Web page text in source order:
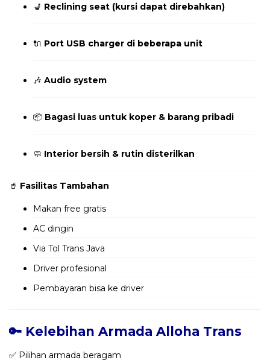
💺 Reclining seat (kursi dapat direbahkan)
🔌 Port USB charger di beberapa unit
🎶 Audio system
📦 Bagasi luas untuk koper & barang pribadi
🧼 Interior bersih & rutin disterilkan
🥤 Fasilitas Tambahan
Makan free gratis
AC dingin
Via Tol Trans Java
Driver profesional
Pembayaran bisa ke driver
🔑 Kelebihan Armada Alloha Trans
✅ Pilihan armada beragam